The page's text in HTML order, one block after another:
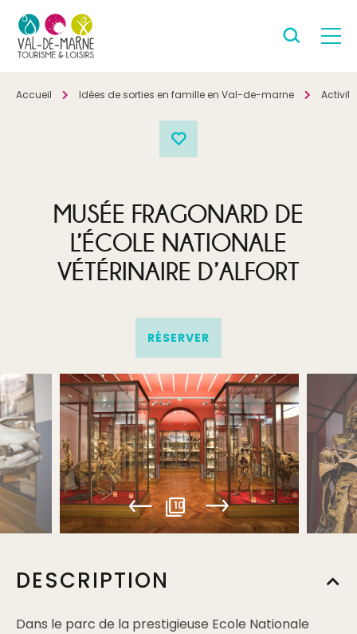
Accueil Idées de sorties en famille en Val-de-marne
MUSÉE FRAGONARD DE
L’ÉCOLE NATIONALE
VÉTÉRINAIRE D’ALFORT
RÉSERVER
10
DESCRIPTION
Dans le parc de la prestigieuse Ecole Nationale